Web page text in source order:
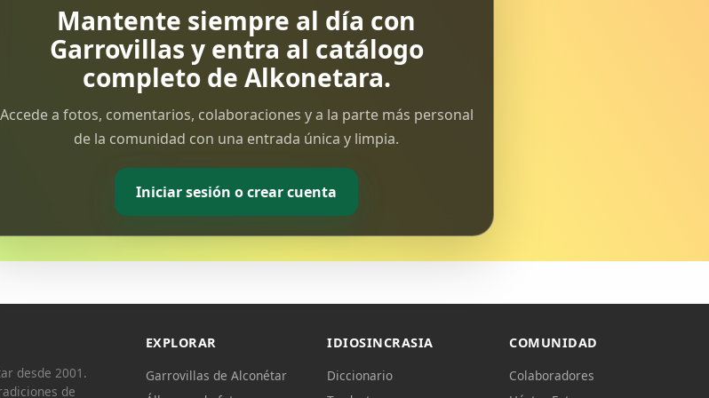
Mantente siempre al día con
Garrovillas y entra al catálogo
completo de Alkonetara.
Accede a fotos, comentarios, colaboraciones y a la parte más personal
de la comunidad con una entrada única y limpia.
Iniciar sesión o crear cuenta
desde 2001.
de
EXPLORAR
Garrovillas de Alconétar
IDIOSINCRASIA
Diccionario
COMUNIDAD
Colaboradores